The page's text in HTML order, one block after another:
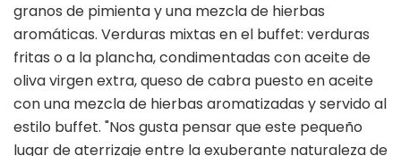
granos de pimienta y una mezcla de hierbas
aromáticas. Verduras mixtas en el buffet: verduras
fritas o a la plancha, condimentadas con aceite de
oliva virgen extra, queso de cabra puesto en aceite
con una mezcla de hierbas aromatizadas y servido al
estilo buffet. "Nos gusta pensar que este pequeño
lugar de aterrizaje entre la exuberante naturaleza de